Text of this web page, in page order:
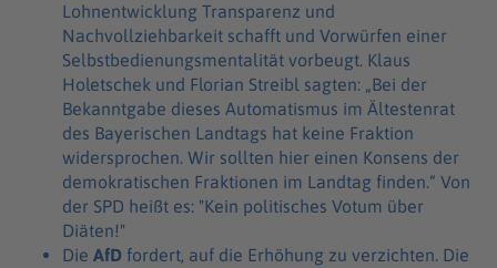
Lohnentwicklung Transparenz und
Nachvollziehbarkeit schafft und Vorwürfen einer
Selbstbedienungsmentalität vorbeugt. Klaus
Holetschek und Florian Streibl sagten: „Bei der
Bekanntgabe dieses Automatismus im Ältestenrat
des Bayerischen Landtags hat keine Fraktion
widersprochen. Wir sollten hier einen Konsens der
demokratischen Fraktionen im Landtag finden.“ Von
der SPD heißt es: "Kein politisches Votum über
Diäten!"
Die AfD fordert, auf die Erhöhung zu verzichten. Die